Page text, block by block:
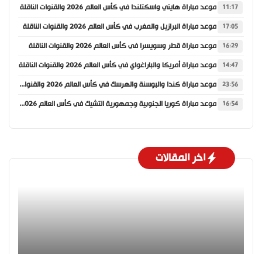
11:17 موعد مباراة هايتي واسكتلندا في كأس العالم 2026 والقنوات الناقلة
17:05 موعد مباراة البرازيل والمغرب في كأس العالم 2026 والقنوات الناقلة
16:29 موعد مباراة قطر وسويسرا في كأس العالم 2026 والقنوات الناقلة
14:47 موعد مباراة أمريكا والباراغواي في كأس العالم 2026 والقنوات الناقلة
23:56 موعد مباراة كندا والبوسنة والهرسك في كأس العالم 2026 والقنوات الناقلة
16:54 موعد مباراة كوريا الجنوبية وجمهورية التشيك في كأس العالم 2026 والقنوات الناقلة
اخر المقالات